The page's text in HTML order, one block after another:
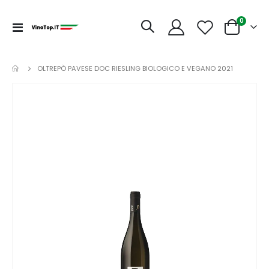
Toggle
Cart
0articoli
OLTREPÒ PAVESE DOC RIESLING BIOLOGICO E VEGANO 2021